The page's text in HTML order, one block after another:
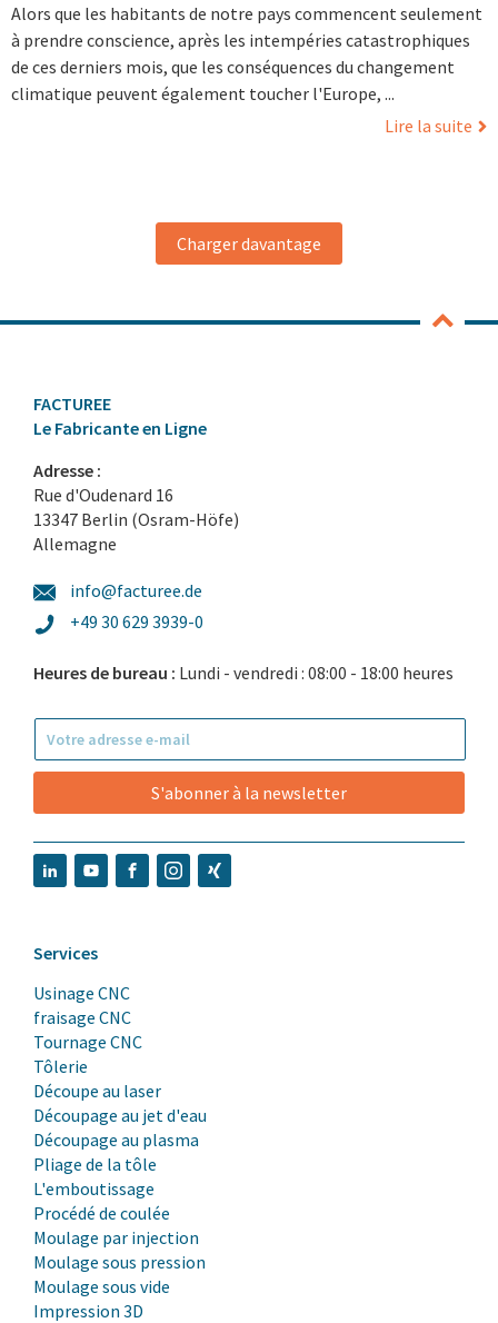
Alors que les habitants de notre pays commencent seulement
à prendre conscience, après les intempéries catastrophiques
de ces derniers mois, que les conséquences du changement
climatique peuvent également toucher l'Europe, ...
Lire la suite
Charger davantage
FACTUREE
Le Fabricante en Ligne
Adresse :
Rue d'Oudenard 16
13347 Berlin (Osram-Höfe)
Allemagne
info@facturee.de
+49 30 629 3939-0
Heures de bureau : Lundi - vendredi : 08:00 - 18:00 heures
S'abonner à la newsletter
Services
Usinage CNC
fraisage CNC
Tournage CNC
Tôlerie
Découpe au laser
Découpage au jet d'eau
Découpage au plasma
Pliage de la tôle
L'emboutissage
Procédé de coulée
Moulage par injection
Moulage sous pression
Moulage sous vide
Impression 3D